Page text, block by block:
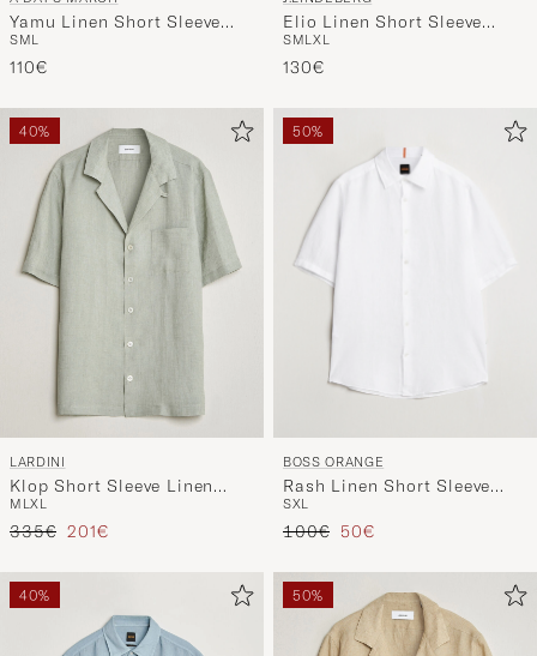
Yamu Linen Short Sleeve
Shirt Rock Blue
SML
110€
Elio Linen Short Sleeve
Shirt Bay Green
SMLXL
130€
40%
LARDINI
Klop Short Sleeve Linen
Resort Shirt Light Green
M LXL
Regulärer Preis
335€ Reduzierter Preis
201€
50%
BOSS ORANGE
Rash Linen Short Sleeve
Shirt White
SXL
Regulärer Preis
100€ Reduzierter Preis
50€
40% 50%